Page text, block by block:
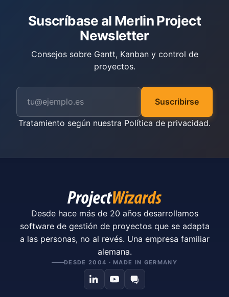
Suscríbase al Merlin Project
Newsletter
Consejos sobre Gantt, Kanban y control de
proyectos.
Suscribirse
Tratamiento según nuestra Política de privacidad.
Desde hace más de 20 años desarrollamos
software de gestión de proyectos que se adapta
a las personas, no al revés. Una empresa familiar
alemana.
DESDE 2004 · MADE IN GERMANY